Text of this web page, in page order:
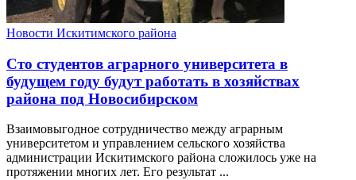
Новости Искитимского района
Сто студентов аграрного университета в
будущем году будут работать в хозяйствах
района под Новосибирском
Взаимовыгодное сотрудничество между аграрным
университетом и управлением сельского хозяйства
администрации Искитимского района сложилось уже на
протяжении многих лет. Его результат ...